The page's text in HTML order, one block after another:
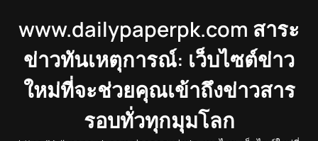
www.dailypaperpk.com สาระ
ข่าวทันเหตุการณ์: เว็บไซต์ข่าว
ใหม่ที่จะช่วยคุณเข้าถึงข่าวสาร
รอบทั่วทุกมุมโลก